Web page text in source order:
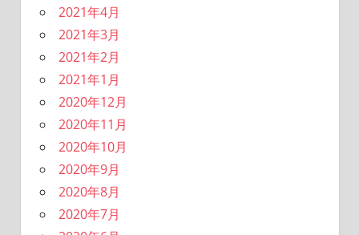
2021年4月
2021年3月
2021年2月
2021年1月
2020年12月
2020年11月
2020年10月
2020年9月
2020年8月
2020年7月